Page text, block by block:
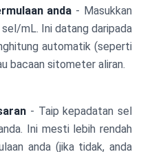
anda - Masukkan
mL. Ini datang daripada
automatik (seperti
bacaan sitometer aliran.
- Taip kepadatan sel
Ini mesti lebih rendah
anda (jika tidak, anda